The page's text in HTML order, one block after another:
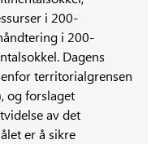
i 200-
i 200-
Dagens
territorialgrensen
og forslaget
av det
er å sikre